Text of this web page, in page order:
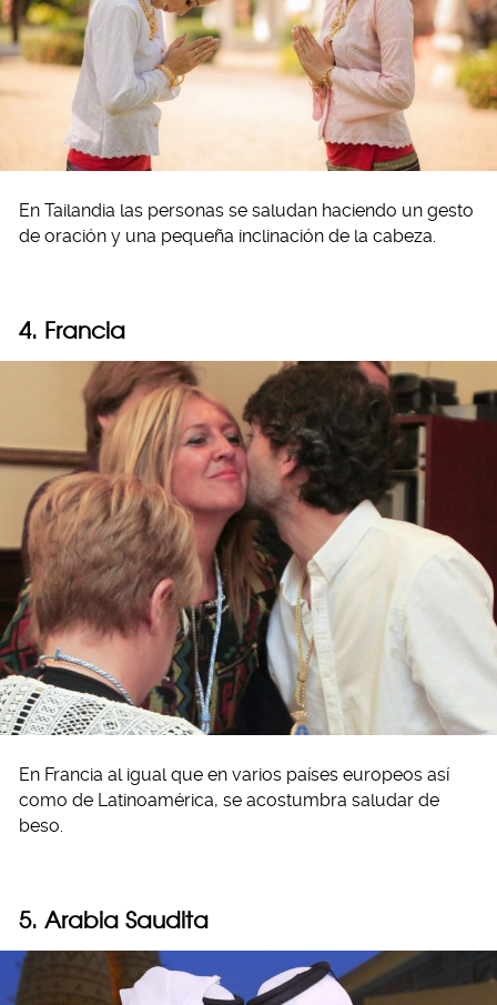
En Tailandia las personas se saludan haciendo un gesto
de oración y una pequeña inclinación de la cabeza.
4. Francia
En Francia al igual que en varios países europeos así
como de Latinoamérica, se acostumbra saludar de
beso.
5. Arabia Saudita